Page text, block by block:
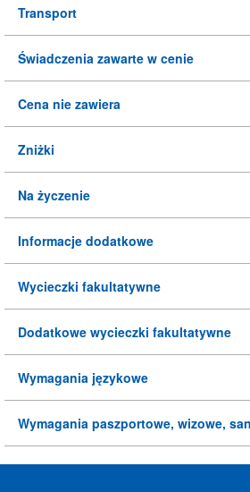
Transport
Świadczenia zawarte w cenie
Cena nie zawiera
Zniżki
Na życzenie
Informacje dodatkowe
Wycieczki fakultatywne
Dodatkowe wycieczki fakultatywne
Wymagania językowe
Wymagania paszportowe, wizowe,